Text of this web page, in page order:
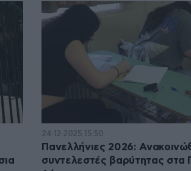
24·12·2025 15:50
Πανελλήνιες 2026:
συντελεστές βαρύτητας στα